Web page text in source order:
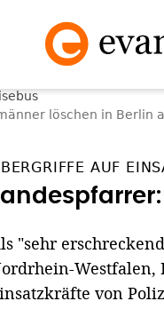
löschen in Berlin
AUF
"sehr
Westfalen,
von